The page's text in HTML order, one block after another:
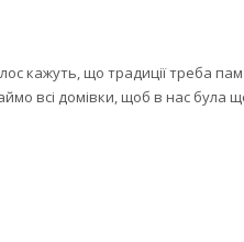
кажуть, що традиції треба
всі домівки, щоб в нас була